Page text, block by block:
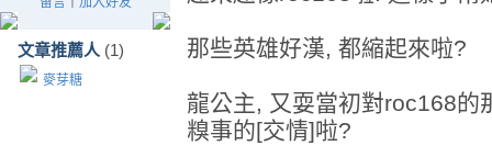
文章推薦人 (1)
麥芽糖
那些英雄好漢, 都縮起來啦?
龍公主, 又耍當初對roc168的
糗事的[交情]啦?